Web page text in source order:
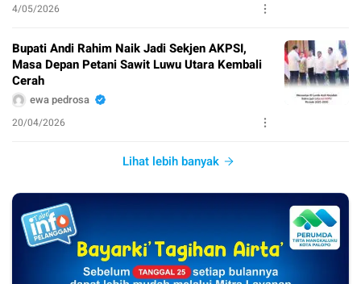
4/05/2026
Bupati Andi Rahim Naik Jadi Sekjen AKPSI,
Masa Depan Petani Sawit Luwu Utara Kembali
Cerah
ewa pedrosa
20/04/2026
Lihat lebih banyak